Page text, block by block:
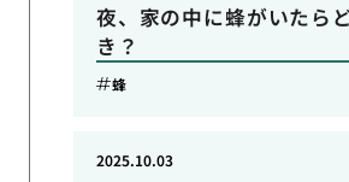
夜、家の中に蜂がいたら
き？
蜂
2025.10.03